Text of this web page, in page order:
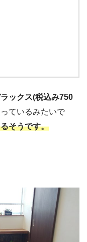
ックス(税込み750
ているみたいで
そうです。